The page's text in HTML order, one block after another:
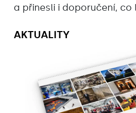
a přinesli i doporučení, co
AKTUALITY